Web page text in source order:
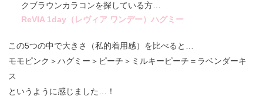
クブラウンカラコンを探している方…
ReVIA 1day（レヴィア ワンデー）ハグミー
この5つの中で大きさ（私的着用感）を比べると…
モモピンク＞ハグミー＞ピーチ＞ミルキーピーチ＝ラベンダーキ
ス
というように感じました…！